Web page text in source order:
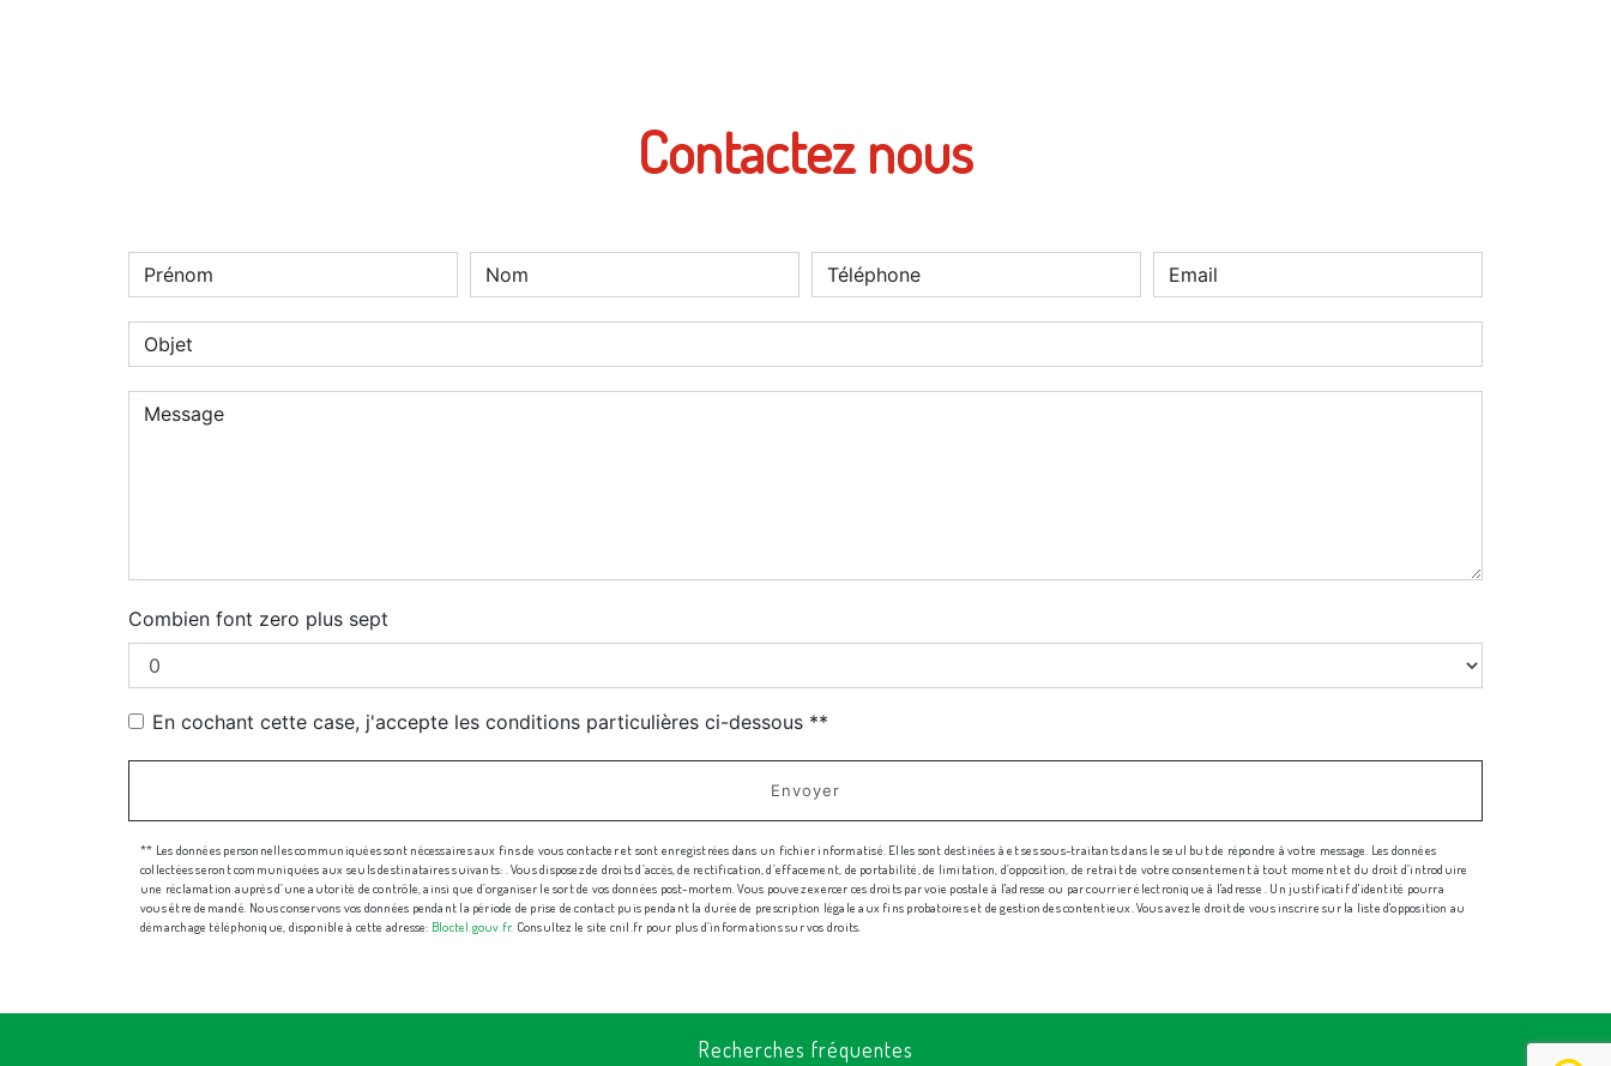
Contactez nous
Combien font zero plus sept
En cochant cette case, j'accepte les conditions particulières ci-dessous **
Envoyer
** Les données personnelles communiquées sont nécessaires aux fins de vous contacter et sont enregistrées dans un fichier informatisé. Elles sont destinées à et ses sous-traitants dans le seul but de répondre à votre message. Les données
collectées seront communiquées aux seuls destinataires suivants: . Vous disposez de droits d’accès, de rectification, d’effacement, de portabilité, de limitation, d’opposition, de retrait de votre consentement à tout moment et du droit d’introduire
une réclamation auprès d’une autorité de contrôle, ainsi que d’organiser le sort de vos données post-mortem. Vous pouvez exercer ces droits par voie postale à l'adresse ou par courrier électronique à l'adresse . Un justificatif d'identité pourra
vous être demandé. Nous conservons vos données pendant la période de prise de contact puis pendant la durée de prescription légale aux fins probatoires et de gestion des contentieux. Vous avez le droit de vous inscrire sur la liste d'opposition au
démarchage téléphonique, disponible à cette adresse: Bloctel.gouv.fr. Consultez le site cnil.fr pour plus d’informations sur vos droits.
Recherches fréquentes